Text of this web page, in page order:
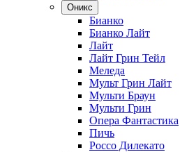
Оникс
Бианко
Бианко Лайт
Лайт
Лайт Грин Тейл
Меледа
Мульт Грин Лайт
Мульти Браун
Мульти Грин
Опера Фантастика
Пичь
Россо Дилекато